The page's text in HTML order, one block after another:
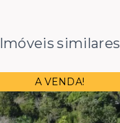
Imóveis similares
A VENDA!